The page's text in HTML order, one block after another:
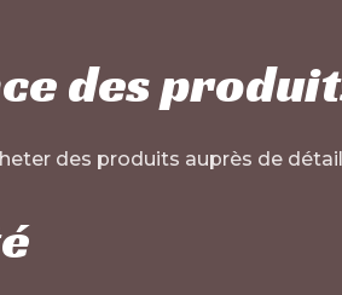
des
des produits auprès de